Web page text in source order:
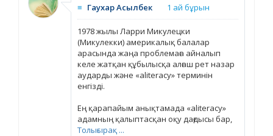
≡ Гаухар Асылбек 1 ай бұрын
1978 жылы Ларри Микулецки
(Микулекки) америкалық балалар
арасында жаңа проблемаға айналып
келе жатқан құбылысқа алғаш рет назар
аударды және «aliteracy» терминін
енгізді.
Ең қарапайым анықтамада «aliteracy»
адамның қалыптасқан оқу дағдысы бар,
Толығырақ ...